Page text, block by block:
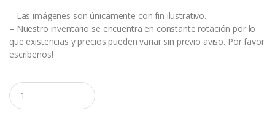
– Las imágenes son únicamente con fin ilustrativo.
– Nuestro inventario se encuentra en constante rotación por lo
que existencias y precios pueden variar sin previo aviso. Por favor
escríbenos!
C
a
n